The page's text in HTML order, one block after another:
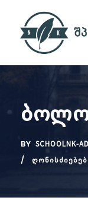
ბოლო
BY SCHOOLNK-